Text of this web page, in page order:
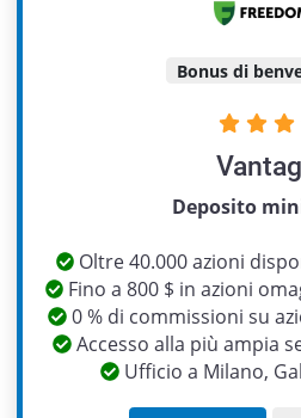
Bonus di
Deposito
Oltre 40.000 azioni
Fino a 800 $ in azioni
0 % di commissioni su
Accesso alla più ampia
Ufficio a Milano,